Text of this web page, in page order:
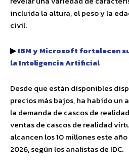
incluida la altura, el peso y la
civil.
▶IBM y Microsoft fortalecen
la Inteligencia Artificial
Desde que están disponibles
precios más bajos, ha habido
la demanda de cascos de
ventas de cascos de realidad
alcancen los 10 millones este
2026, según los analistas de IDC.